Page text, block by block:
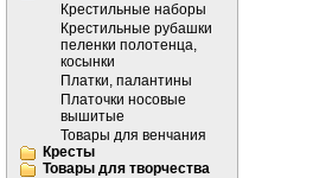
Крестильные наборы
Крестильные рубашки
пеленки полотенца,
косынки
Платки, палантины
Платочки носовые
вышитые
Товары для венчания
Кресты
Товары для творчества